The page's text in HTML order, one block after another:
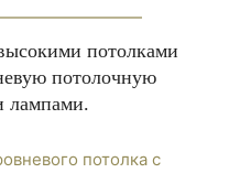
потолками
потолочную
лампами.